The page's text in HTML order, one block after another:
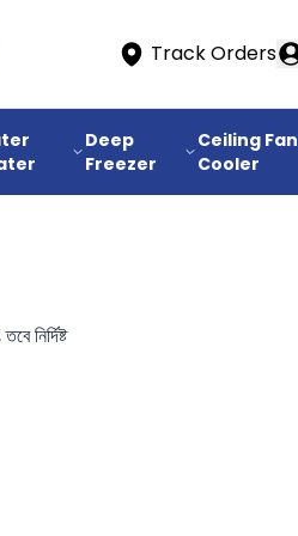
Track Orders
Deep
Freezer
Ceiling
Cooler
নির্দিষ্ট